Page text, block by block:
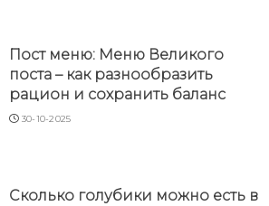
Пост меню: Меню Великого
поста – как разнообразить
рацион и сохранить баланс
30-10-2025
Сколько голубики можно есть в